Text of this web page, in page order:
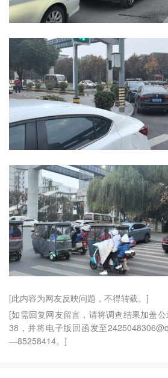
[此内容为网友反映问题，不得转载。]
[如需回复网友留言，请将调查结果加盖
38，并将电子版回函发至
—85258414。]